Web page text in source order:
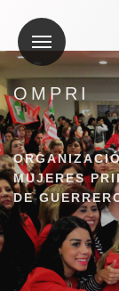
OMPRI
MUJERES
DE